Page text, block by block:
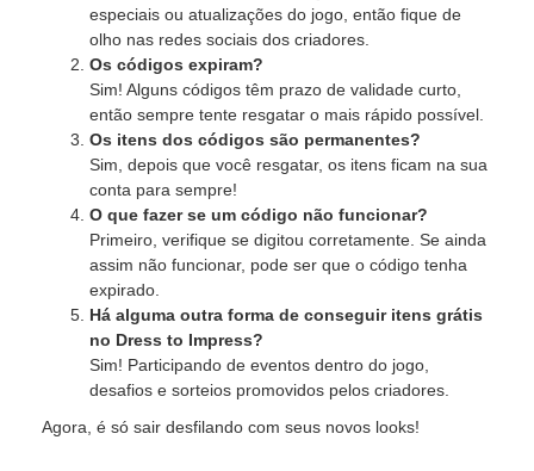
especiais ou atualizações do jogo, então fique de
olho nas redes sociais dos criadores.
Os códigos expiram?
Sim! Alguns códigos têm prazo de validade curto,
então sempre tente resgatar o mais rápido possível.
Os itens dos códigos são permanentes?
Sim, depois que você resgatar, os itens ficam na sua
conta para sempre!
O que fazer se um código não funcionar?
Primeiro, verifique se digitou corretamente. Se ainda
assim não funcionar, pode ser que o código tenha
expirado.
Há alguma outra forma de conseguir itens grátis
no Dress to Impress?
Sim! Participando de eventos dentro do jogo,
desafios e sorteios promovidos pelos criadores.
Agora, é só sair desfilando com seus novos looks!